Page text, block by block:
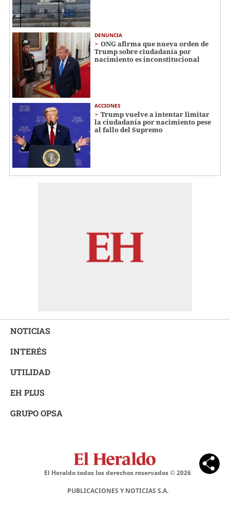
DENUNCIA
ONG afirma que nueva orden de
Trump sobre ciudadanía por
nacimiento es inconstitucional
ACCIONES
Trump vuelve a intentar limitar
la ciudadanía por nacimiento pese
al fallo del Supremo
NOTICIAS
INTERÉS
UTILIDAD
EH PLUS
GRUPO OPSA
El Heraldo todos los derechos reservados ©2026
PUBLICACIONES Y NOTICIAS S.A.